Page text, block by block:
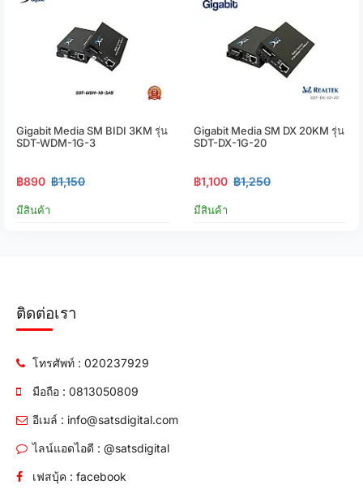
Gigabit Media SM BIDI 3KM รุ่น
SDT-WDM-1G-3
฿890 ฿1,150
มีสินค้า
Gigabit Media SM DX 20KM รุ่น
SDT-DX-1G-20
฿1,100 ฿1,250
มีสินค้า
ติดต่อเรา
โทรศัพท์ : 020237929
มือถือ : 0813050809
อีเมล์ : info@satsdigital.com
ไลน์แอดไอดี : @satsdigital
เฟสบุ้ค : facebook